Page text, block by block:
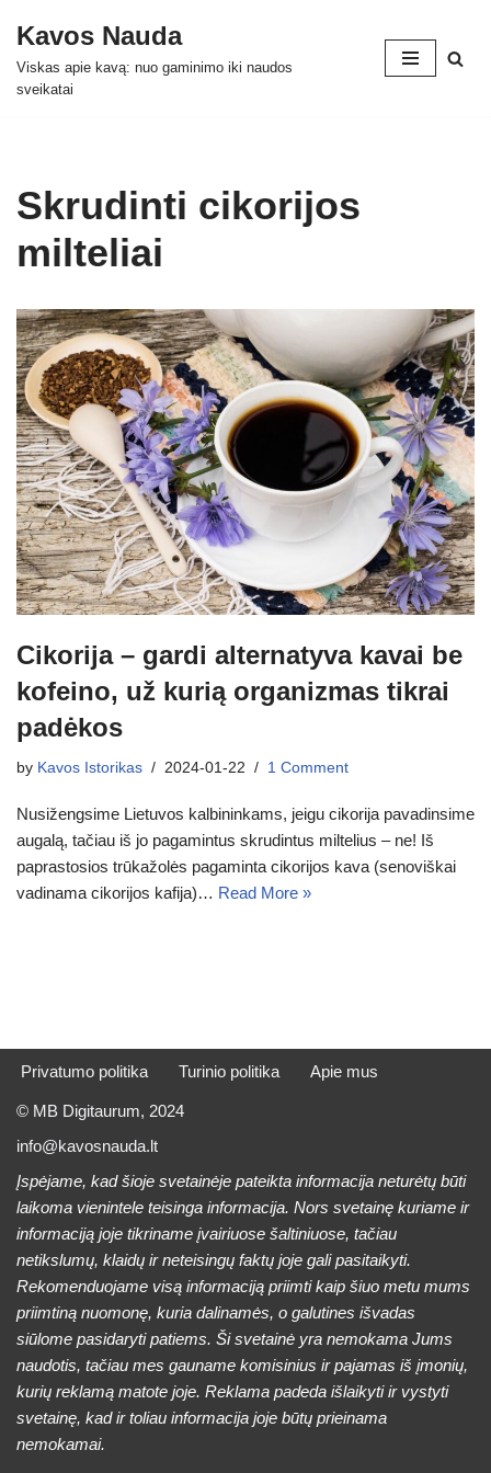
Skip
to
Kavos Nauda
Viskas apie kavą: nuo gaminimo iki naudos
sveikatai
Skrudinti cikorijos
milteliai
Cikorija – gardi alternatyva kavai be
kofeino, už kurią organizmas tikrai
padėkos
by Kavos Istorikas 2024-01-22 1 Comment
Nusižengsime Lietuvos kalbininkams, jeigu cikorija pavadinsime
augalą, tačiau iš jo pagamintus skrudintus miltelius – ne! Iš
paprastosios trūkažolės pagaminta cikorijos kava (senoviškai
vadinama cikorijos kafija)… Read More »
Privatumo politika Turinio politika Apie mus
© MB Digitaurum, 2024
info@kavosnauda.lt
Įspėjame, kad šioje svetainėje pateikta informacija neturėtų būti
laikoma vienintele teisinga informacija. Nors svetainę kuriame ir
informaciją joje tikriname įvairiuose šaltiniuose, tačiau
netikslumų, klaidų ir neteisingų faktų joje gali pasitaikyti.
Rekomenduojame visą informaciją priimti kaip šiuo metu mums
priimtiną nuomonę, kuria dalinamės, o galutines išvadas
siūlome pasidaryti patiems. Ši svetainė yra nemokama Jums
naudotis, tačiau mes gauname komisinius ir pajamas iš įmonių,
kurių reklamą matote joje. Reklama padeda išlaikyti ir vystyti
svetainę, kad ir toliau informacija joje būtų prieinama
nemokamai.